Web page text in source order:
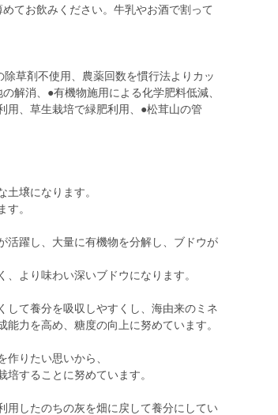
てお飲みください。牛乳やお酒で割って
草剤不使用、農薬回数を慣行法よりカッ
解消、●有機物施用による化学肥料低減、
用、草生栽培で緑肥利用、●松茸山の管
壌になります。
。
活躍し、大量に有機物を分解し、ブドウが
より味わい深いブドウになります。
して養分を吸収しやすくし、海由来のミネ
力を高め、糖度の向上に努めています。
りたい思いから、
することに努めています。
用したのちの灰を畑に戻して養分にしてい